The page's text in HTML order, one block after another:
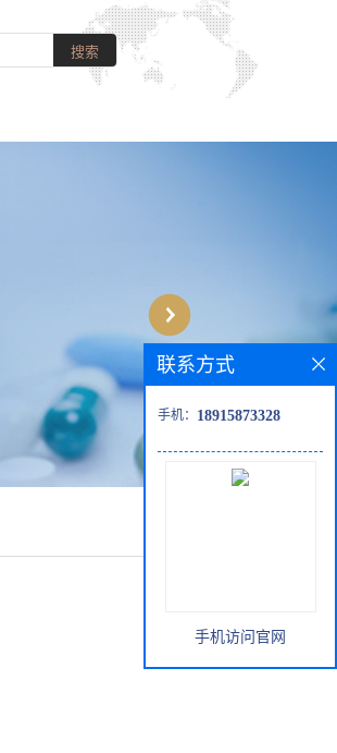
联系方式
手机： 18915873328
手机访问官网